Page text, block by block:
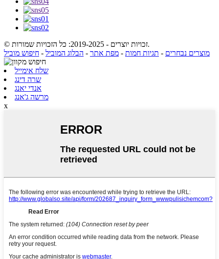
© זכויות יוצרים - 2019-2025: כל הזכויות שמורות.
מוצרים נבחרים - תגיות חמות - מפת אתר - הבלוג המוביל - חיפוש מוביל
שלח אימייל
שרה דינג
אנדי יאנג
מרשה ג'אנג
x